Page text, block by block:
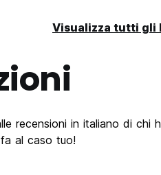
Visualizza tutti gli
recensioni in italiano di chi
al caso tuo!